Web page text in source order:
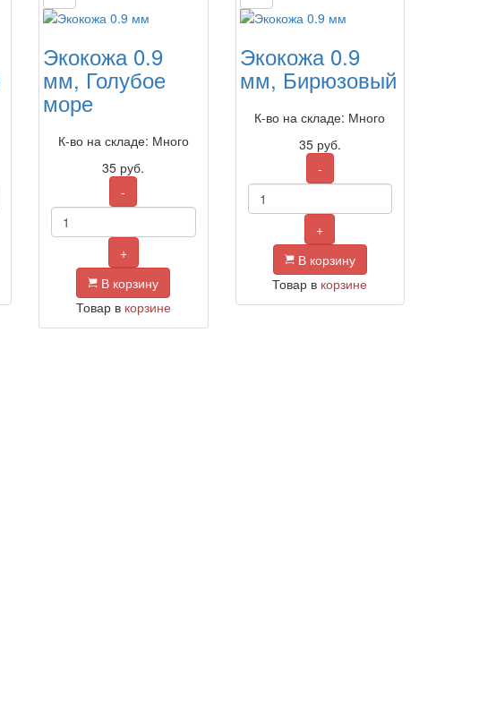
Экокожа 0.9
мм, Голубое
море
К-во на складе: Много
35 руб.
-
+
В корзину
Товар вкорзине
Экокожа 0.9
мм, Бирюзовый
К-во на складе: Много
35 руб.
-
+
В корзину
Товар в корзине